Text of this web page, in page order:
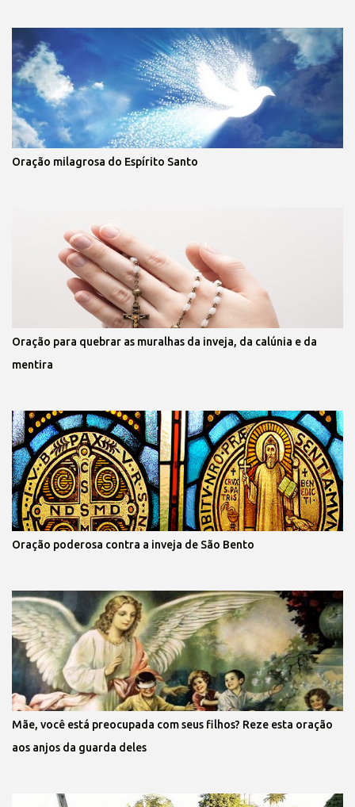
Oração milagrosa do Espírito Santo
Oração para quebrar as muralhas da inveja, da calúnia e da
mentira
Oração poderosa contra a inveja de São Bento
Mãe, você está preocupada com seus filhos? Reze esta oração
aos anjos da guarda deles